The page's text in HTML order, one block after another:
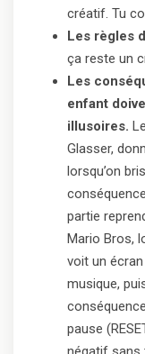
créatif. Tu
Les règles
ça reste un
Les
enfant
illusoires.
Glasser,
lorsqu’on
partie
Mario Bros,
voit un
musique,
pause